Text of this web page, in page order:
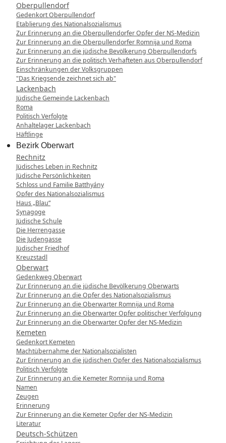
Oberpullendorf
Gedenkort Oberpullendorf
Etablierung des Nationalsozialismus
Zur Erinnerung an die Oberpullendorfer Opfer der NS-Medizin
Zur Erinnerung an die Oberpullendorfer Romnija und Roma
Zur Erinnerung an die jüdische Bevölkerung Oberpullendorfs
Zur Erinnerung an die politisch Verhafteten aus Oberpullendorf
Einschränkungen der Volksgruppen
"Das Kriegsende zeichnet sich ab"
Lackenbach
Jüdische Gemeinde Lackenbach
Roma
Politisch Verfolgte
Anhaltelager Lackenbach
Häftlinge
Bezirk Oberwart
Rechnitz
Jüdisches Leben in Rechnitz
Jüdische Persönlichkeiten
Schloss und Familie Batthyány
Opfer des Nationalsozialismus
Haus „Blau“
Synagoge
Jüdische Schule
Die Herrengasse
Die Judengasse
Jüdischer Friedhof
Kreuzstadl
Oberwart
Gedenkweg Oberwart
Zur Erinnerung an die jüdische Bevölkerung Oberwarts
Zur Erinnerung an die Opfer des Nationalsozialismus
Zur Erinnerung an die Oberwarter Romnija und Roma
Zur Erinnerung an die Oberwarter Opfer politischer Verfolgung
Zur Erinnerung an die Oberwarter Opfer der NS-Medizin
Kemeten
Gedenkort Kemeten
Machtübernahme der Nationalsozialisten
Zur Erinnerung an die jüdischen Opfer des Nationalsozialismus
Politisch Verfolgte
Zur Erinnerung an die Kemeter Romnija und Roma
Namen
Zeugen
Erinnerung
Zur Erinnerung an die Kemeter Opfer der NS-Medizin
Literatur
Deutsch-Schützen